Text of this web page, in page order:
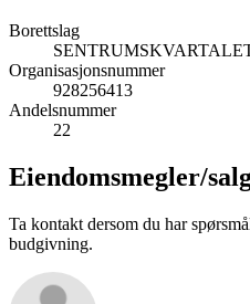
Borettslag
Organisasjonsnummer
928256413
Andelsnummer
22
Eiendomsmegler/
Ta kontakt dersom du har
budgivning.